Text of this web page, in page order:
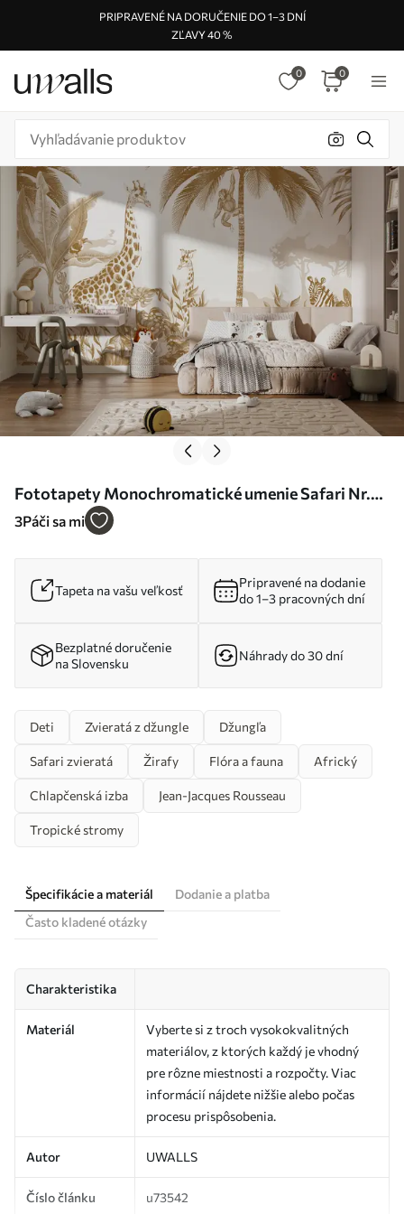
PRIPRAVENÉ NA DORUČENIE DO 1–3 DNÍ
ZĽAVY 40 %
0 0
Fototapety Monochromatické umenie Safari Nr.
u73542
3Páči sa mi
Tapeta na vašu veľkosť
Pripravené na dodanie
do 1–3 pracovných dní
Bezplatné doručenie
na Slovensku
Náhrady do 30 dní
Deti Zvieratá z džungle Džungľa
Safari zvieratá Žirafy Flóra a fauna Africký
Chlapčenská izba Jean-Jacques Rousseau
Tropické stromy
Špecifikácie a materiál
Dodanie a platba
Často kladené otázky
Charakteristika
Materiál
Vyberte si z troch vysokokvalitných
materiálov, z ktorých každý je vhodný
pre rôzne miestnosti a rozpočty. Viac
informácií nájdete nižšie alebo počas
procesu prispôsobenia.
Autor UWALLS
Číslo článku u73542